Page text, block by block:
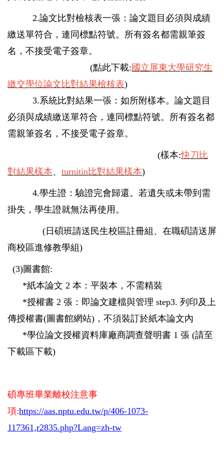
2.論文比對檢核表一張：論文題目必須與成績
繳送單符合，連同標點符號。所有簽名都需親筆簽
名，不接受電子簽章。
(點此下載: 國立屏東大學研究生
繳交學位論文比對結果檢核表)
3.系統比對結果一張：如所附樣本。論文題目
必須與成績繳送單符合，連同標點符號。所有簽名都
需親筆簽名，不接受電子簽章。
(樣本:快刀比
對結果樣本、 turnitin比對結果樣本)
4.學生證：驗證完會歸還。若遺失或未帶到需
掛失，學生證就無法再使用。
( 日碩班請送民生校區註冊組、在職碩請送屏
商校區進修教學組)
(3)圖書館:
*紙本論文 2 本：平裝本，不需精裝
*授權書 2 張：即論文建檔與管理 step3. 列印及上
傳授權書(圖書館網站)，不須裝訂於紙本論文內
*學位論文授權資料庫廠商調查聲明書 1 張 (請至
下載區下載)
碩專班畢業離校注意事
項:https://aas.nptu.edu.tw/p/406-1073-
117361,r2835.php?Lang=zh-tw